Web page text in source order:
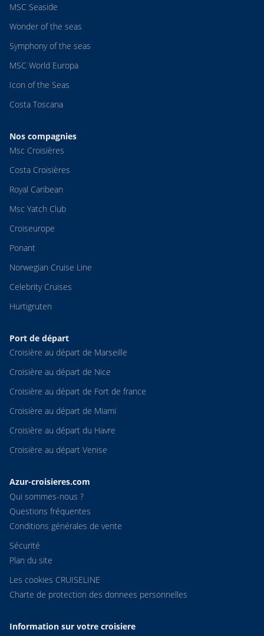
MSC Seaside
Wonder of the seas
Symphony of the seas
MSC World Europa
Icon of the Seas
Costa Toscana
Nos compagnies
Msc Croisières
Costa Croisières
Royal Caribean
Msc Yatch Club
Croiseurope
Ponant
Norwegian Cruise Line
Celebrity Cruises
Hurtigruten
Port de départ
Croisière au départ de Marseille
Croisière au départ de Nice
Croisière au départ de Fort de france
Croisière au départ de Miami
Croisière au départ du Havre
Croisière au départ Venise
Azur-croisieres.com
Qui sommes-nous ?
Questions fréquentes
Conditions générales de vente
Sécurité
Plan du site
Les cookies CRUISELINE
Charte de protection des donnees personnelles
Information sur votre croisiere